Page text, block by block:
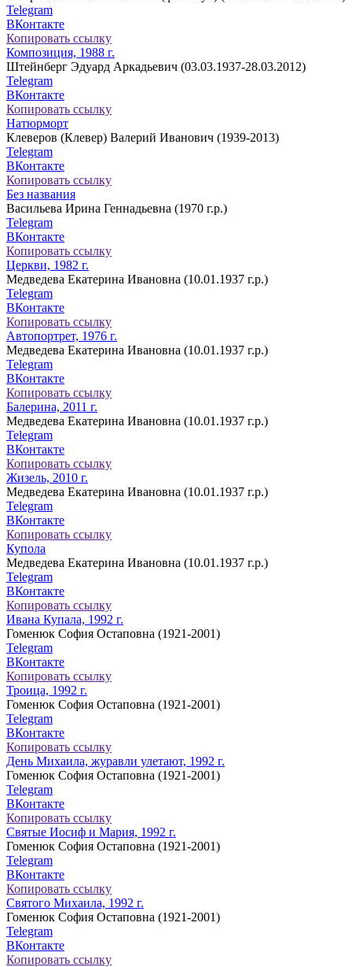
Telegram
ВКонтакте
Копировать ссылку
Композиция, 1988 г.
Штейнберг Эдуард Аркадьевич (03.03.1937-28.03.2012)
Telegram
ВКонтакте
Копировать ссылку
Натюрморт
Клеверов (Клевер) Валерий Иванович (1939-2013)
Telegram
ВКонтакте
Копировать ссылку
Без названия
Васильева Ирина Геннадьевна (1970 г.р.)
Telegram
ВКонтакте
Копировать ссылку
Церкви, 1982 г.
Медведева Екатерина Ивановна (10.01.1937 г.р.)
Telegram
ВКонтакте
Копировать ссылку
Автопортрет, 1976 г.
Медведева Екатерина Ивановна (10.01.1937 г.р.)
Telegram
ВКонтакте
Копировать ссылку
Балерина, 2011 г.
Медведева Екатерина Ивановна (10.01.1937 г.р.)
Telegram
ВКонтакте
Копировать ссылку
Жизель, 2010 г.
Медведева Екатерина Ивановна (10.01.1937 г.р.)
Telegram
ВКонтакте
Копировать ссылку
Купола
Медведева Екатерина Ивановна (10.01.1937 г.р.)
Telegram
ВКонтакте
Копировать ссылку
Ивана Купала, 1992 г.
Гоменюк София Остаповна (1921-2001)
Telegram
ВКонтакте
Копировать ссылку
Троица, 1992 г.
Гоменюк София Остаповна (1921-2001)
Telegram
ВКонтакте
Копировать ссылку
День Михаила, журавли улетают, 1992 г.
Гоменюк София Остаповна (1921-2001)
Telegram
ВКонтакте
Копировать ссылку
Святые Иосиф и Мария, 1992 г.
Гоменюк София Остаповна (1921-2001)
Telegram
ВКонтакте
Копировать ссылку
Святого Михаила, 1992 г.
Гоменюк София Остаповна (1921-2001)
Telegram
ВКонтакте
Копировать ссылку